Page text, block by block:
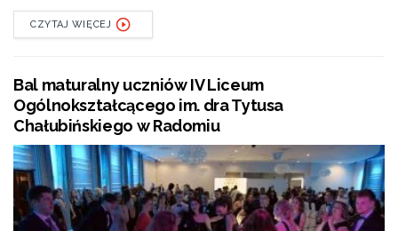
CZYTAJ WIĘCEJ
Bal maturalny uczniów IV Liceum
Ogólnokształcącego im. dra Tytusa
Chałubińskiego w Radomiu